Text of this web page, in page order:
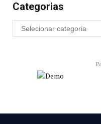
Categorias